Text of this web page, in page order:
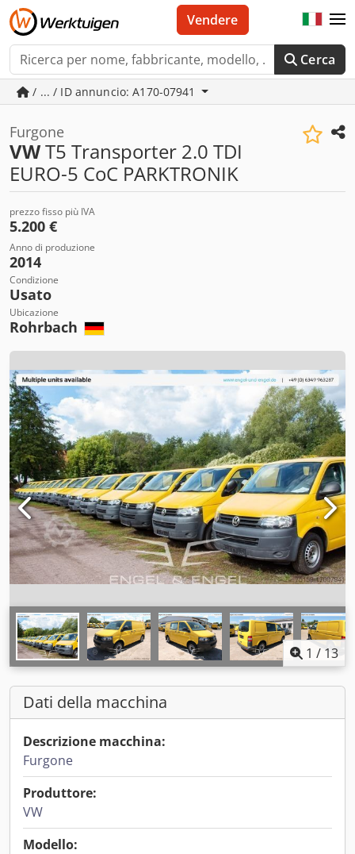
Cerca
Vendere
/ ... / ID annuncio: A170-07941
Furgone
VWT5 Transporter 2.0 TDI
EURO-5 CoC PARKTRONIK
prezzo fisso più IVA
5.200 €
Anno di produzione
2014
Condizione
Usato
Ubicazione
Rohrbach
1 / 13
Dati della macchina
Descrizione macchina:
Furgone
Produttore:
VW
Modello: